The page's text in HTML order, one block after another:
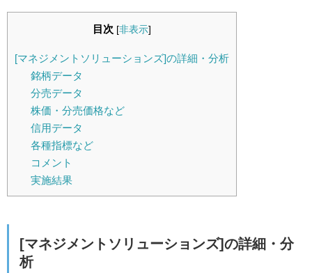
目次 [非表示]
[マネジメントソリューションズ]の詳細・分析
銘柄データ
分売データ
株価・分売価格など
信用データ
各種指標など
コメント
実施結果
[マネジメントソリューションズ]の詳細・分
析